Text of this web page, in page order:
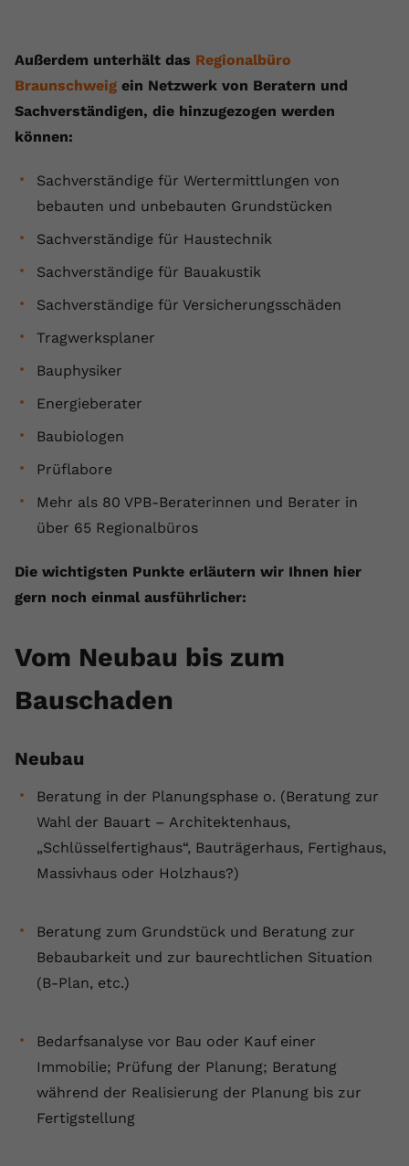
Außerdem unterhält das Regionalbüro
Braunschweig ein Netzwerk von Beratern und
Sachverständigen, die hinzugezogen werden
können:
Sachverständige für Wertermittlungen von
bebauten und unbebauten Grundstücken
Sachverständige für Haustechnik
Sachverständige für Bauakustik
Sachverständige für Versicherungsschäden
Tragwerksplaner
Bauphysiker
Energieberater
Baubiologen
Prüflabore
Mehr als 80 VPB-Beraterinnen und Berater in
über 65 Regionalbüros
Die wichtigsten Punkte erläutern wir Ihnen hier
gern noch einmal ausführlicher:
Vom Neubau bis zum
Bauschaden
Neubau
Beratung in der Planungsphase o. (Beratung zur
Wahl der Bauart – Architektenhaus,
„Schlüsselfertighaus“, Bauträgerhaus, Fertighaus,
Massivhaus oder Holzhaus?)
Beratung zum Grundstück und Beratung zur
Bebaubarkeit und zur baurechtlichen Situation
(B-Plan, etc.)
Bedarfsanalyse vor Bau oder Kauf einer
Immobilie; Prüfung der Planung; Beratung
während der Realisierung der Planung bis zur
Fertigstellung